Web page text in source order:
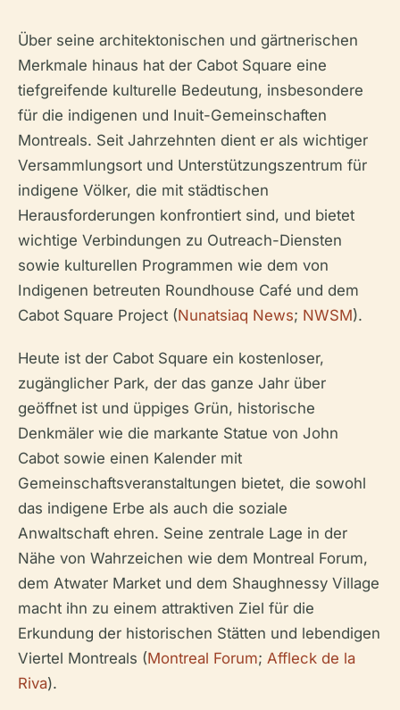
Über seine architektonischen und gärtnerischen
Merkmale hinaus hat der Cabot Square eine
tiefgreifende kulturelle Bedeutung, insbesondere
für die indigenen und Inuit-Gemeinschaften
Montreals. Seit Jahrzehnten dient er als wichtiger
Versammlungsort und Unterstützungszentrum für
indigene Völker, die mit städtischen
Herausforderungen konfrontiert sind, und bietet
wichtige Verbindungen zu Outreach-Diensten
sowie kulturellen Programmen wie dem von
Indigenen betreuten Roundhouse Café und dem
Cabot Square Project (Nunatsiaq News; NWSM).
Heute ist der Cabot Square ein kostenloser,
zugänglicher Park, der das ganze Jahr über
geöffnet ist und üppiges Grün, historische
Denkmäler wie die markante Statue von John
Cabot sowie einen Kalender mit
Gemeinschaftsveranstaltungen bietet, die sowohl
das indigene Erbe als auch die soziale
Anwaltschaft ehren. Seine zentrale Lage in der
Nähe von Wahrzeichen wie dem Montreal Forum,
dem Atwater Market und dem Shaughnessy Village
macht ihn zu einem attraktiven Ziel für die
Erkundung der historischen Stätten und lebendigen
Viertel Montreals (Montreal Forum; Affleck de la
Riva).